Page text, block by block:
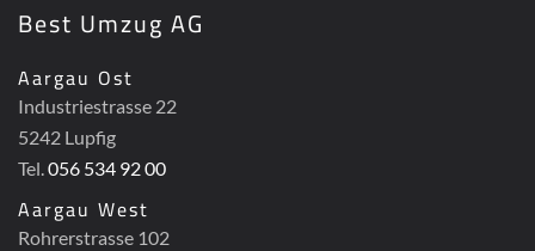
Best Umzug AG
Aargau Ost
Industriestrasse 22
5242 Lupfig
Tel.056 534 92 00
Aargau West
Rohrerstrasse 102